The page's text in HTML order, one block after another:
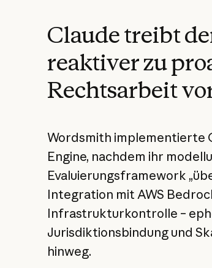
Claude treibt
reaktiver zu
Rechtsarbeit
Wordsmith implementierte
Engine, nachdem ihr
Evaluierungsframework
Integration mit AWS
Infrastrukturkontrolle –
Jurisdiktionsbindung und
hinweg.